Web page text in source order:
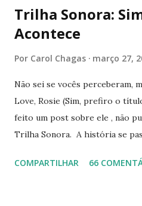
Trilha Sonora:
Acontece
Por Carol Chagas março 27,
Não sei se vocês perceberam,
Love, Rosie (Sim, prefiro o
feito um post sobre ele , não
Trilha Sonora. A história se
fato fantástico. Além disso, os
COMPARTILHAR 66